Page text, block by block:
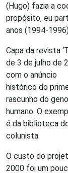
(Hugo) fazia a
propósito, eu
anos (1994-
Capa da revista
de 3 de julho de
com o anúncio
histórico do
rascunho do
humano. O
é da biblioteca
colunista.
O custo do
2000 foi um